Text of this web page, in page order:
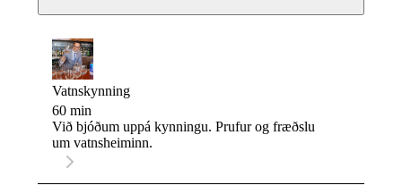
Vatnskynning
60 min
Við bjóðum uppá kynningu. Prufur og fræðslu
um vatnsheiminn.